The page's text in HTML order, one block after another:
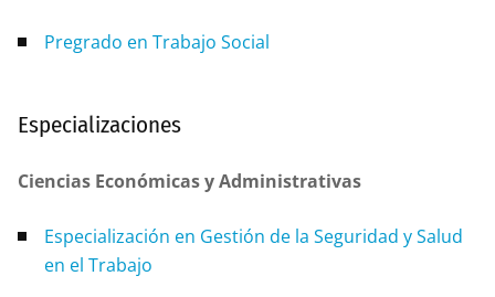
Pregrado en Trabajo Social
Especializaciones
Ciencias Económicas y Administrativas
Especialización en Gestión de la Seguridad y Salud
en el Trabajo